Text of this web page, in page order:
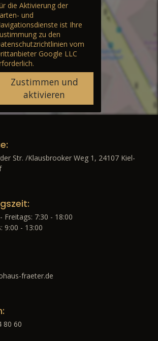
die Aktivierung der
und
ist Ihre
zu den
vom
Google LLC
Zustimmen und
aktivieren
Str. /Klausbrooker Weg 1, 24107 Kiel-
Freitags: 7:30 - 18:00
9:00 - 13:00
fraeter.de
80 60